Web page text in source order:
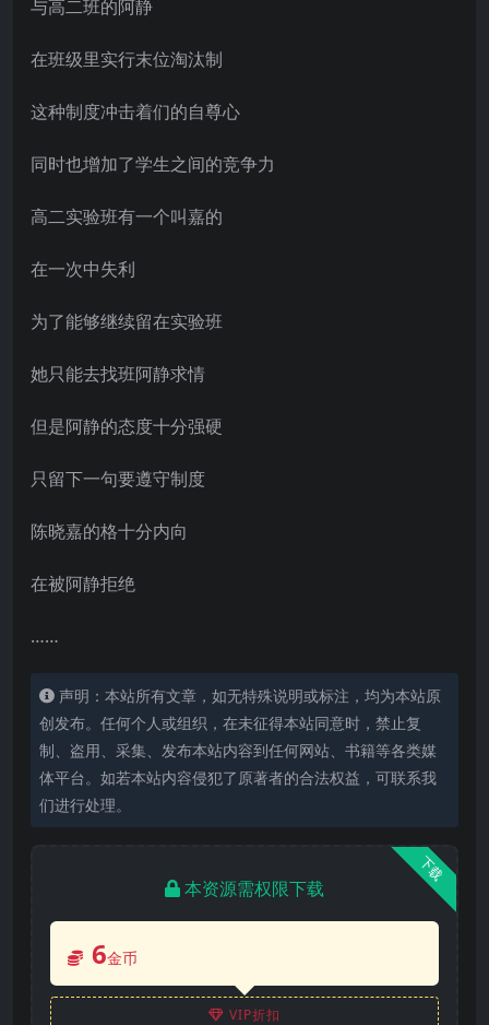
与高二班的阿静
在班级里实行末位淘汰制
这种制度冲击着们的自尊心
同时也增加了学生之间的竞争力
高二实验班有一个叫嘉的
在一次中失利
为了能够继续留在实验班
她只能去找班阿静求情
但是阿静的态度十分强硬
只留下一句要遵守制度
陈晓嘉的格十分内向
在被阿静拒绝
……
声明：本站所有文章，如无特殊说明或标注，均为本站原
创发布。任何个人或组织，在未征得本站同意时，禁止复
制、盗用、采集、发布本站内容到任何网站、书籍等各类媒
体平台。如若本站内容侵犯了原著者的合法权益，可联系我
们进行处理。
下载
本资源需权限下载
6金币
VIP折扣